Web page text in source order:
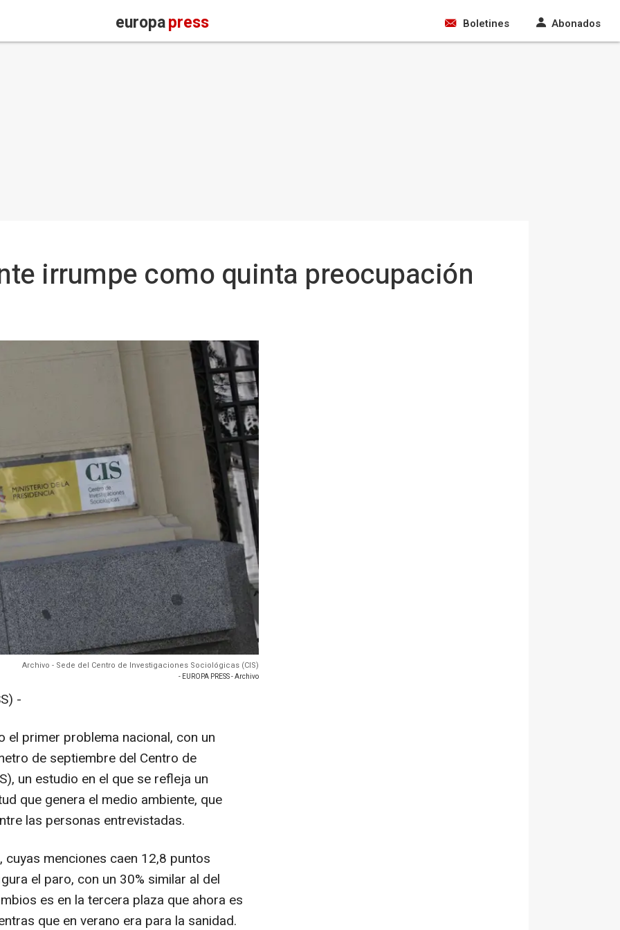
europapress Boletines Abonados
irrumpe como quinta preocupación
Archivo - Sede del Centro de Investigaciones Sociológicas (CIS)
- EUROPA PRESS - Archivo
-
primer problema nacional, con un
de septiembre del Centro de
un estudio en el que se refleja un
que genera el medio ambiente, que
las personas entrevistadas.
menciones caen 12,8 puntos
el paro, con un 30% similar al del
es en la tercera plaza que ahora es
que en verano era para la sanidad.